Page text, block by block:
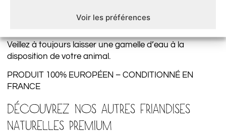
Voir les préférences
chien à conserver à l’abri de la chaleur et de
Veillez à toujours laisser une gamelle d’eau à la
disposition de votre animal.
PRODUIT 100% EUROPÉEN – CONDITIONNÉ EN
FRANCE
DÉCOUVREZ NOS AUTRES FRIANDISES
NATURELLES PREMIUM